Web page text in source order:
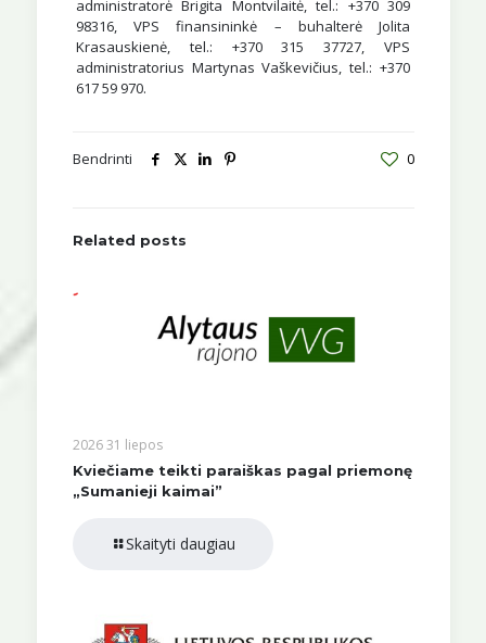
administratorė Brigita Montvilaitė, tel.: +370 309
98316, VPS finansininkė – buhalterė Jolita
Krasauskienė, tel.: +370 315 37727, VPS
administratorius Martynas Vaškevičius, tel.: +370
617 59 970.
Bendrinti 0
Related posts
2026 31 liepos
Kviečiame teikti paraiškas pagal priemonę
„Sumanieji kaimai”
Skaityti daugiau